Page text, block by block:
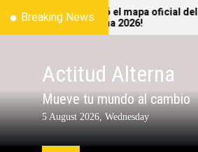
Breaking News
¡Ya salió el mapa oficial del Tecate
Emblema 2026!
Actitud Alterna
Mueve tu mundo al cambio
5 August 2026, Wednesday